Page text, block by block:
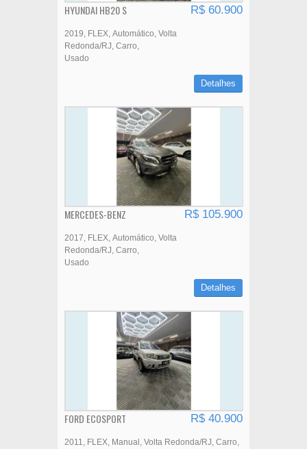
HYUNDAI HB20 S R$ 60.900
2019 FLEX Automático Volta
Redonda/RJ Carro
Usado
Detalhes
MERCEDES-BENZ R$ 105.900
2017 FLEX Automático Volta
Redonda/RJ Carro
Usado
Detalhes
FORD ECOSPORT R$ 40.900
2011 FLEX Manual Volta Redonda/RJ Carro